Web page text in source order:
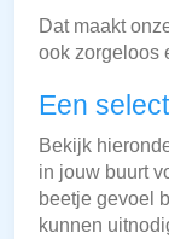
Dat maakt
ook zorgeloos
Een
Bekijk
in jouw buurt
beetje gevoel
kunnen